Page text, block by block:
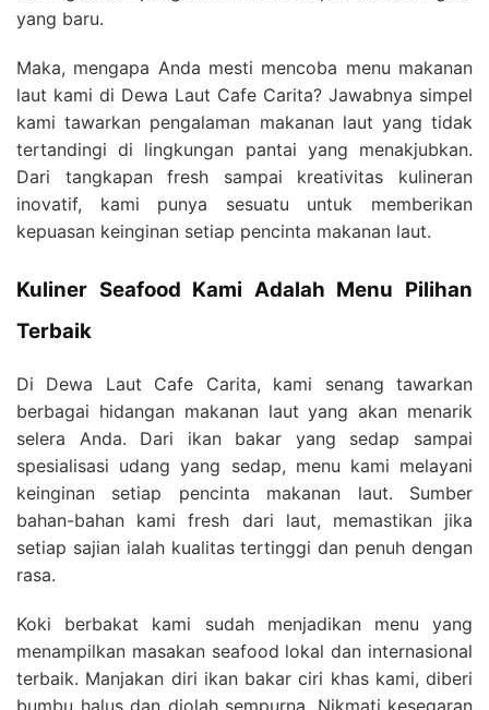
yang baru.
Maka, mengapa Anda mesti mencoba menu makanan
laut kami di Dewa Laut Cafe Carita? Jawabnya simpel
kami tawarkan pengalaman makanan laut yang tidak
tertandingi di lingkungan pantai yang menakjubkan.
Dari tangkapan fresh sampai kreativitas kulineran
inovatif, kami punya sesuatu untuk memberikan
kepuasan keinginan setiap pencinta makanan laut.
Kuliner Seafood Kami Adalah Menu Pilihan
Terbaik
Di Dewa Laut Cafe Carita, kami senang tawarkan
berbagai hidangan makanan laut yang akan menarik
selera Anda. Dari ikan bakar yang sedap sampai
spesialisasi udang yang sedap, menu kami melayani
keinginan setiap pencinta makanan laut. Sumber
bahan-bahan kami fresh dari laut, memastikan jika
setiap sajian ialah kualitas tertinggi dan penuh dengan
rasa.
Koki berbakat kami sudah menjadikan menu yang
menampilkan masakan seafood lokal dan internasional
terbaik. Manjakan diri ikan bakar ciri khas kami, diberi